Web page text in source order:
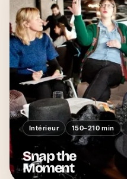
Intérieur 150–210 min
Snap the
Moment